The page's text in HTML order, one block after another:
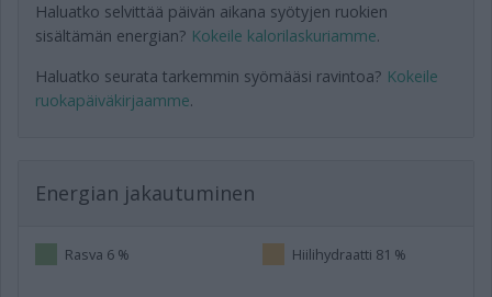
Haluatko selvittää päivän aikana syötyjen ruokien
sisältämän energian? Kokeile kalorilaskuriamme.
Haluatko seurata tarkemmin syömääsi ravintoa? Kokeile
ruokapäiväkirjaamme.
Energian jakautuminen
Rasva 6 % Hiilihydraatti 81 %